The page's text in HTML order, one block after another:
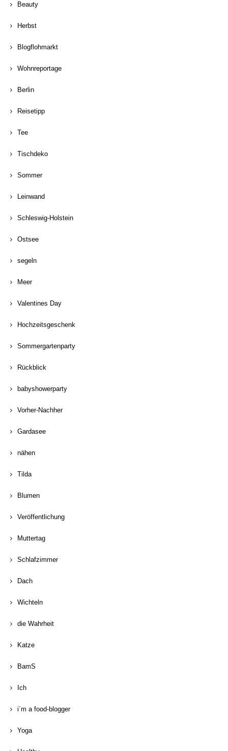
Beauty
Herbst
Blogflohmarkt
Wohnreportage
Berlin
Reisetipp
Tee
Tischdeko
Sommer
Leinwand
Schleswig-Holstein
Ostsee
segeln
Meer
Valentines Day
Hochzeitsgeschenk
Sommergartenparty
Rückblick
babyshowerparty
Vorher-Nachher
Gardasee
nähen
Tilda
Blumen
Veröffentlichung
Muttertag
Schlafzimmer
Dach
Wichteln
die Wahrheit
Katze
BamS
Ich
i´m a food-blogger
Yoga